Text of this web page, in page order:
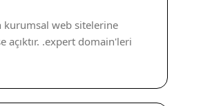
kurumsal web sitelerine
açıktır. .expert domain'leri